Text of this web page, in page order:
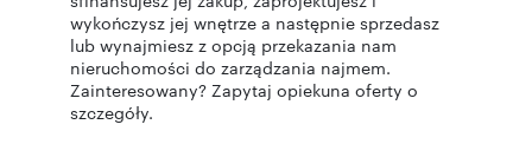
wykończysz jej wnętrze a następnie sprzedasz
lub wynajmiesz z opcją przekazania nam
nieruchomości do zarządzania najmem.
Zainteresowany? Zapytaj opiekuna oferty o
szczegóły.